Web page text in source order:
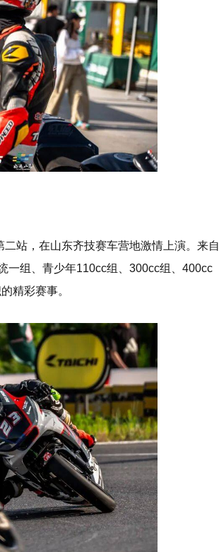
二站，在山东齐技赛车营地激情上演。来自
一组、青少年110cc组、 300cc组、 400cc
精彩赛事。